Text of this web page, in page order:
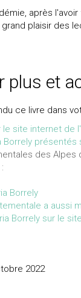
après
plaisir des
plus et
ce livre dans
site internet de
Borrely présentés
des Alpes
Borrely
a aussi
Borrely sur le
2022